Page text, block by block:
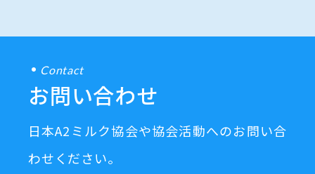
Contact
お問い合わせ
日本A2ミルク協会や協会活動へのお問い合
わせください。